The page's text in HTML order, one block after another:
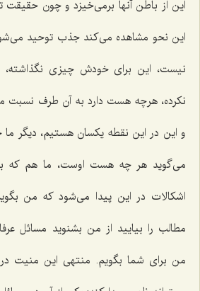
این از باطن آنها برمی‌خیزد و چون حقیقت
این نحو مشاهده می‌كند جذب توحید
نیست، این برای خودش چیزی
نكرده، هرچه هست دارد به آن طرف نسبت
و این در این نقطه یكسان هستیم، دیگر ما
می‌گوید هر چه هست اوست، ما هم كه
اشكالات در این پیدا می‌شود كه من
مطالب را بیایید از من بشنوید مسائل
من برای شما بگویم. منتهی این منیت